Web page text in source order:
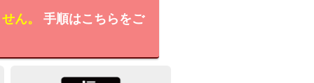
ん。 手順はこちらをご